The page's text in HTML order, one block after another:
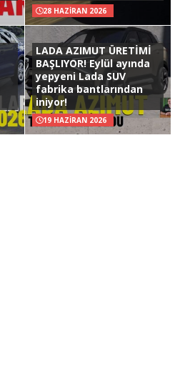
28 HAZIRAN 2026
LADA AZIMUT ÜRETİMİ
BAŞLIYOR! Eylül ayında
yepyeni Lada SUV
fabrika bantlarından
iniyor!
19 HAZIRAN 2026